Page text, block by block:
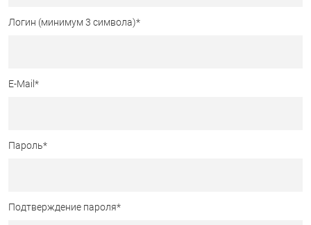
Логин (минимум 3 символа)*
E-Mail *
Пароль*
Подтверждение пароля*